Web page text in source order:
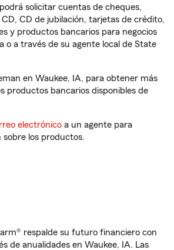
solicitar cuentas de cheques,
CD de jubilación, tarjetas de crédito,
y productos bancarios para negocios
o a través de su agente local de State
en Waukee, IA, para obtener más
productos bancarios disponibles de
electrónico a un agente para
los productos.
respalde su futuro financiero con
de anualidades en Waukee, IA. Las